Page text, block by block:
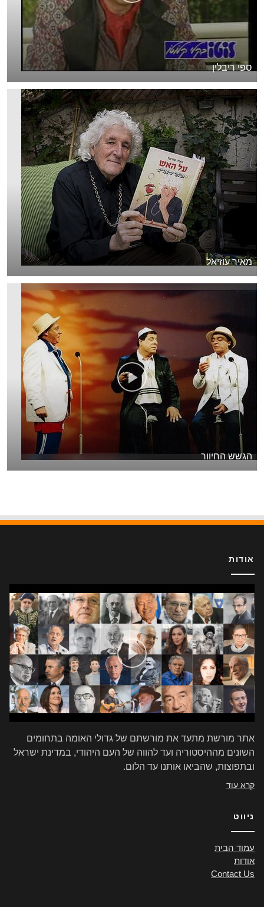
ספי ריבלין
מאיר עוזיאל
הגשש החיוור
אודות
אתר מורשת מתעד את מורשתם של גדולי האומה בתחומים
השונים מההיסטוריה ועד להווה של העם היהודי, במדינת ישראל
ובתפוצות, שהביאו אותנו עד הלום.
קרא עוד
ניווט
עמוד הבית
אודות
Contact Us